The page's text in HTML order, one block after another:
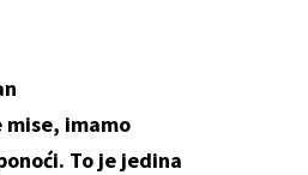
imamo
To je jedina